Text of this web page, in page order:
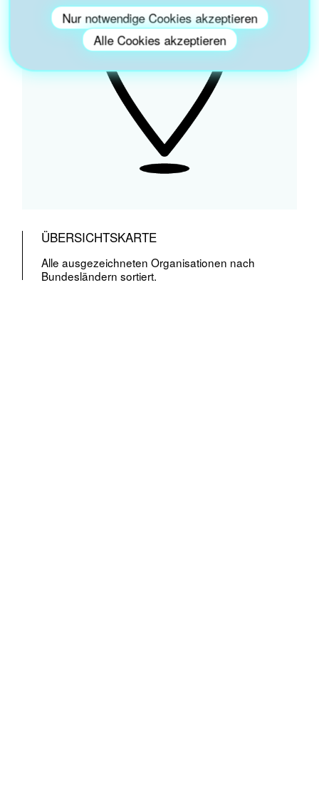
Nur notwendige Cookies akzeptieren
Alle Cookies akzeptieren
ÜBERSICHTSKARTE
Alle ausgezeichneten Organisationen nach
Bundesländern sortiert.